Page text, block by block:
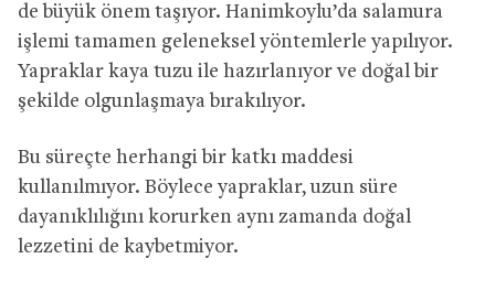
de büyük önem taşıyor. Hanimkoylu’da salamura
işlemi tamamen geleneksel yöntemlerle yapılıyor.
Yapraklar kaya tuzu ile hazırlanıyor ve doğal bir
şekilde olgunlaşmaya bırakılıyor.
Bu süreçte herhangi bir katkı maddesi
kullanılmıyor. Böylece yapraklar, uzun süre
dayanıklılığını korurken aynı zamanda doğal
lezzetini de kaybetmiyor.